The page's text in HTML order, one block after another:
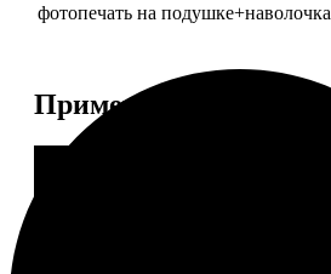
фотопечать на подушке+наволочка
Примеры работ